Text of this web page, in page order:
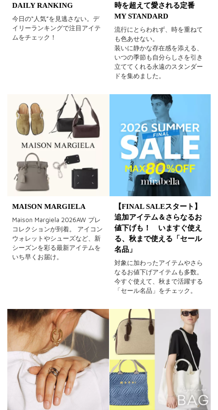
DAILY RANKING
今日の“人気”を見逃さない。デ
イリーランキングで注目アイテ
ムをチェック！
時を超えて愛される定番
MY STANDARD
流行にとらわれず、時を重ねて
も色あせない。
装いに静かな存在感を添える、
いつの季節も自分らしさを引き
立ててくれる永遠のスタンダー
ドを集めました。
MAISON MARGIELA
Maison Margiela 2026AW プレ
コレクションが到着。 アイコン
ウォレットやシューズなど、新
シーズンを彩る最新アイテムを
いち早くお届け。
【FINAL SALEスタート】
追加アイテム＆さらなるお
値下げも！ いますぐ使え
る、秋まで使える「セール
名品」
対象に加わったアイテムやさら
なるお値下げアイテムも多数。
今すぐ使えて、秋まで活躍する
「セール名品」をチェック。